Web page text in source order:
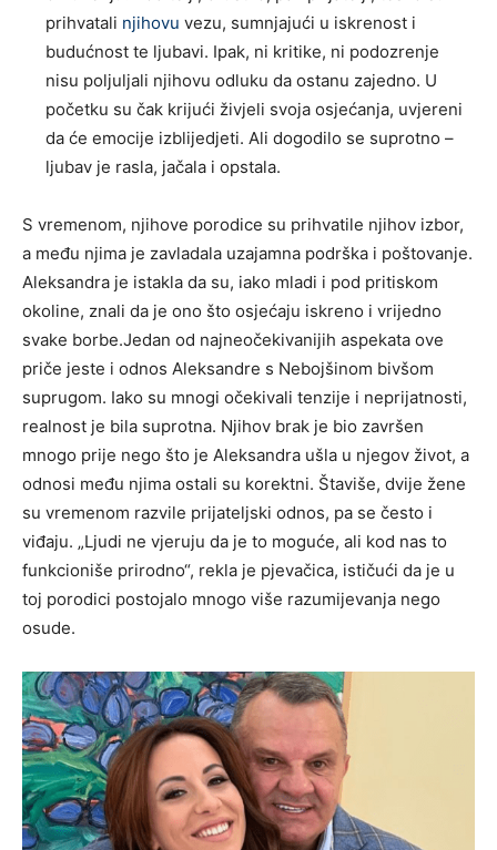
prihvatali njihovu vezu, sumnjajući u iskrenost i
budućnost te ljubavi. Ipak, ni kritike, ni podozrenje
nisu poljuljali njihovu odluku da ostanu zajedno. U
početku su čak krijući živjeli svoja osjećanja, uvjereni
da će emocije izblijedjeti. Ali dogodilo se suprotno –
ljubav je rasla, jačala i opstala.
S vremenom, njihove porodice su prihvatile njihov izbor,
a među njima je zavladala uzajamna podrška i poštovanje.
Aleksandra je istakla da su, iako mladi i pod pritiskom
okoline, znali da je ono što osjećaju iskreno i vrijedno
svake borbe.Jedan od najneočekivanijih aspekata ove
priče jeste i odnos Aleksandre s Nebojšinom bivšom
suprugom. Iako su mnogi očekivali tenzije i neprijatnosti,
realnost je bila suprotna. Njihov brak je bio završen
mnogo prije nego što je Aleksandra ušla u njegov život, a
odnosi među njima ostali su korektni. Štaviše, dvije žene
su vremenom razvile prijateljski odnos, pa se često i
viđaju. „Ljudi ne vjeruju da je to moguće, ali kod nas to
funkcioniše prirodno“, rekla je pjevačica, ističući da je u
toj porodici postojalo mnogo više razumijevanja nego
osude.